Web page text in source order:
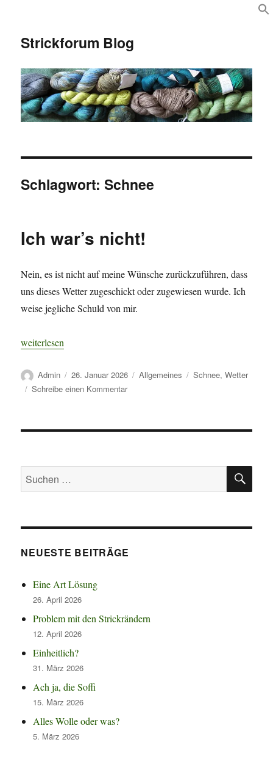
Strickforum Blog
Schlagwort:Schnee
Ich war’s nicht!
Nein, es ist nicht auf meine Wünsche zurückzuführen, dass
uns dieses Wetter zugeschickt oder zugewiesen wurde. Ich
weise jegliche Schuld von mir.
„Ich war’s nicht!“
weiterlesen
Autor
Admin
Veröffentlicht
am
26. Januar 2026 Kategorien
Allgemeines Schlagwörter
Schnee,Wetter
Schreibe einen Kommentarzu
Suchen
nach:
NEUESTE BEITRÄGE
Eine Art Lösung
26. April 2026
Problem mit den Strickrändern
12. April 2026
Einheitlich?
31. März 2026
Ach ja, die Soffi
15. März 2026
Alles Wolle oder was?
5. März 2026